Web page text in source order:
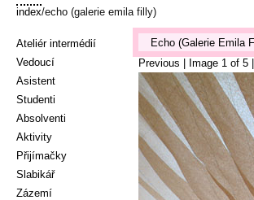
index/echo (galerie emila filly)
Ateliér intermédií
Vedoucí
Asistent
Studenti
Absolventi
Aktivity
Přijímačky
Slabikář
Zázemí
Echo (Galerie Emila
Previous | Image 1 of 5